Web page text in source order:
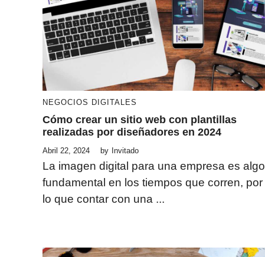
NEGOCIOS DIGITALES
Cómo crear un sitio web con plantillas
realizadas por diseñadores en 2024
Abril 22, 2024 by Invitado
La imagen digital para una empresa es algo
fundamental en los tiempos que corren, por
lo que contar con una ...